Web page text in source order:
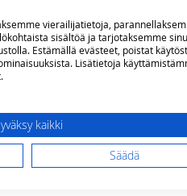
Linjat '' kertovat valaisimen
10 mm / 200mm)
vierailijatietoja,
sisältöä ja tarjotaksemme
Estämällä evästeet, poistat
Lisätietoja
kaikki
Säädä